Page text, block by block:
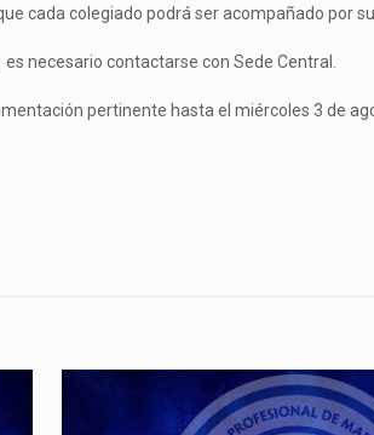
cada colegiado podrá ser acompañado por
necesario contactarse con Sede Central.
pertinente hasta el miércoles 3 de